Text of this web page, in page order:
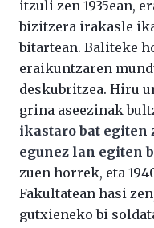
itzuli zen 1935ean,
bizitzera irakasle
bitartean. Baliteke
eraikuntzaren
deskubritzea. Hiru
grina aseezinak
ikastaro bat egiten
egunez lan egiten
zuen horrek, eta
Fakultatean hasi
gutxieneko bi